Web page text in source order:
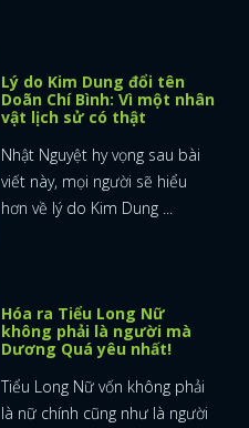
Lý do Kim Dung đổi tên
Doãn Chí Bình: Vì một nhân
vật lịch sử có thật
Nhật Nguyệt hy vọng sau bài
viết này, mọi người sẽ hiểu
hơn về lý do Kim Dung ...
Hóa ra Tiểu Long Nữ
không phải là người mà
Dương Quá yêu nhất!
Tiểu Long Nữ vốn không phải
là nữ chính cũng như là người